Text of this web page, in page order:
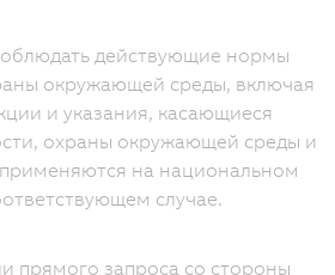
действующие нормы
окружающей среды, включая
и указания, касающиеся
охраны окружающей среды и
на национальном
случае.
прямого запроса со стороны